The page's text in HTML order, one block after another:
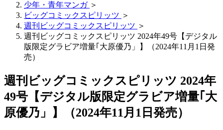
少年・青年マンガ ＞
ビッグコミックスピリッツ ＞
週刊ビッグコミックスピリッツ ＞
週刊ビッグコミックスピリッツ 2024年49号【デジタル
版限定グラビア増量｢大原優乃」】（2024年11月1日発
売）
週刊ビッグコミックスピリッツ 2024年
49号【デジタル版限定グラビア増量｢大
原優乃」】（2024年11月1日発売）